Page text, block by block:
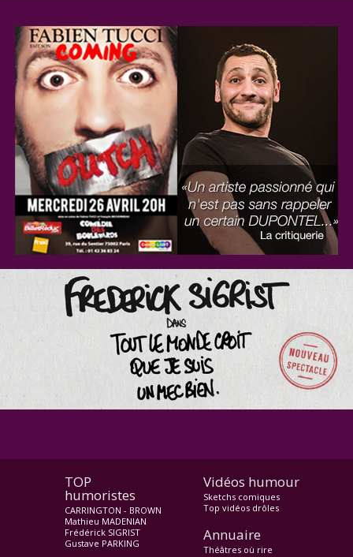
TOP
humoristes
CARRINGTON - BROWN
Mathieu MADENIAN
Frédérick SIGRIST
Gustave PARKING
Vidéos humour
Sketchs comiques
Top vidéos drôles
Annuaire
Théâtres où rire